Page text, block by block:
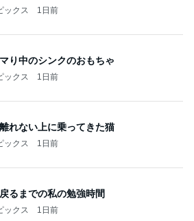
ックス 1日前
り中のシンクのおもちゃ
ックス 1日前
れない上に乗ってきた猫
ックス 1日前
るまでの私の勉強時間
ックス 1日前